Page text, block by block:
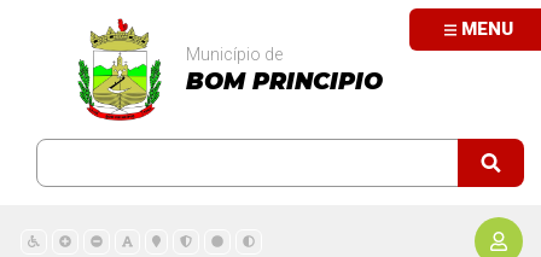
MENU
Município de
BOM PRINCIPIO